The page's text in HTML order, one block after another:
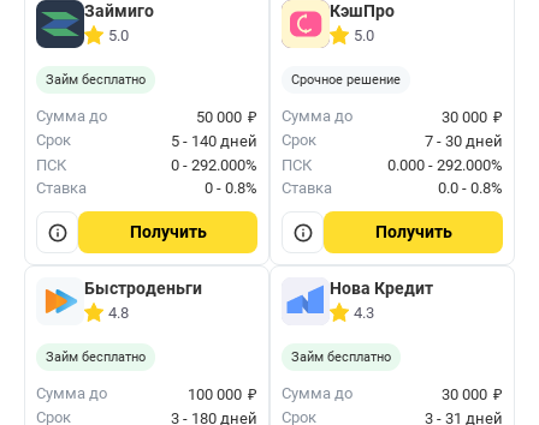
Займиго
5.0
Займ бесплатно
Сумма до 50 000 ₽
Срок
5 - 140 дней
ПСК
0 - 292.000%
Ставка
0 - 0.8%
Получить
КэшПро
5.0
Срочное решение
Сумма до 30 000 ₽
Срок
7 - 30 дней
ПСК
0.000 - 292.000%
Ставка
0.0 - 0.8%
Получить
Быстроденьги
4.8
Займ бесплатно
Сумма до 100 000 ₽
Срок
3 - 180 дней
Нова Кредит
4.3
Займ бесплатно
Сумма до 30 000 ₽
Срок
3 - 31 дней